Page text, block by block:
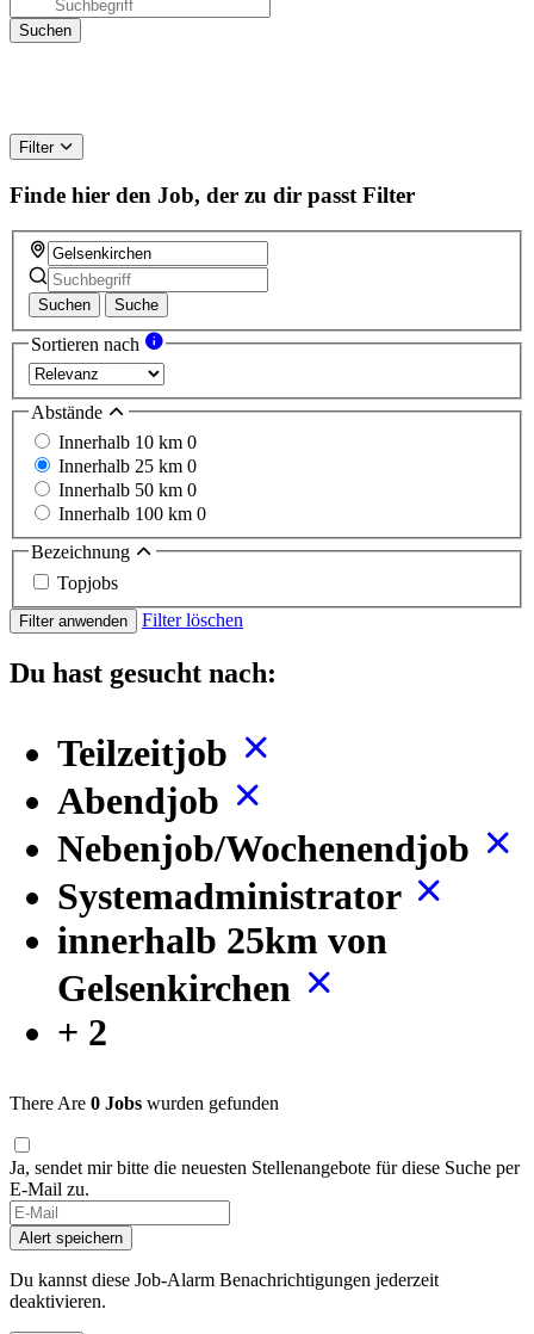
Filter
Finde hier den Job, der zu dir passt Filter
Suchen Suche
Sortieren nach
Abstände
Innerhalb 10 km 0
Innerhalb 25 km 0
Innerhalb 50 km 0
Innerhalb 100 km 0
Bezeichnung
Topjobs
Filter anwenden Filter löschen
Du hast gesucht nach:
Teilzeitjob
Abendjob
Nebenjob/Wochenendjob
Systemadministrator
innerhalb 25km von
Gelsenkirchen
+ 2
There Are 0 Jobs wurden gefunden
Ja, sendet mir bitte die neuesten Stellenangebote für diese Suche per
E-Mail zu.
Alert speichern
Du kannst diese Job-Alarm Benachrichtigungen jederzeit
deaktivieren.